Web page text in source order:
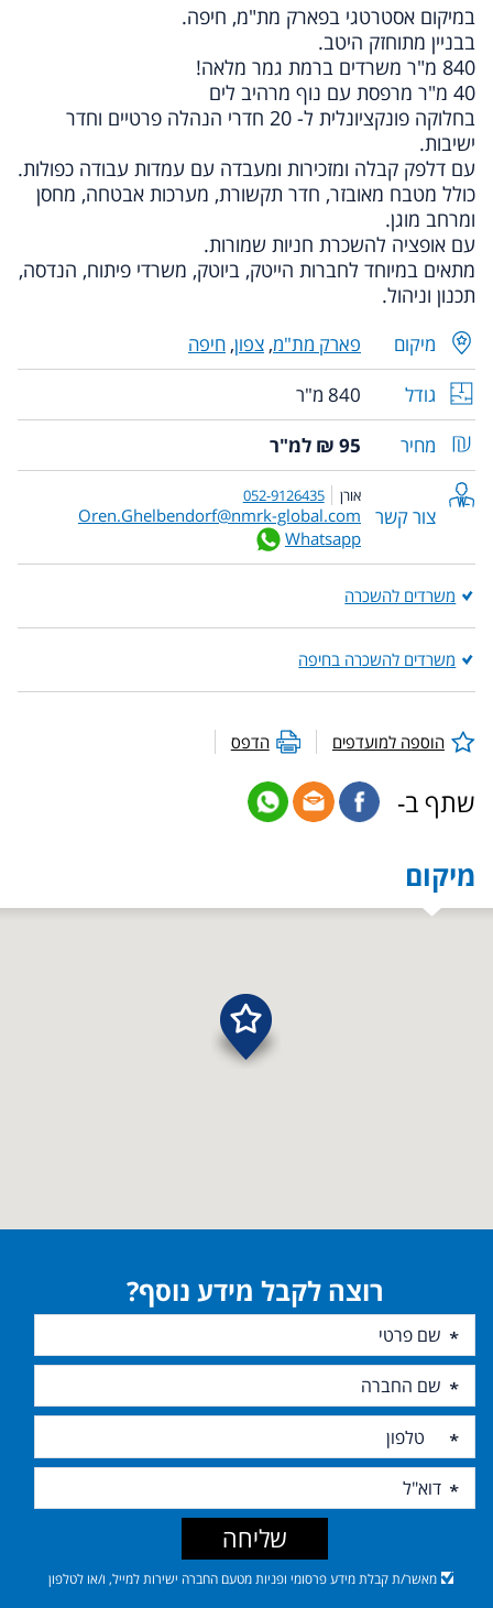
במיקום אסטרטגי בפארק מת"מ, חיפה.
בבניין מתוחזק היטב.
840 מ"ר משרדים ברמת גמר מלאה!
40 מ"ר מרפסת עם נוף מרהיב לים
בחלוקה פונקציונלית ל- 20 חדרי הנהלה פרטיים וחדר
ישיבות.
עם דלפק קבלה ומזכירות ומעבדה עם עמדות עבודה כפולות.
כולל מטבח מאובזר, חדר תקשורת, מערכות אבטחה, מחסן
ומרחב מוגן.
עם אופציה להשכרת חניות שמורות.
מתאים במיוחד לחברות הייטק, ביוטק, משרדי פיתוח, הנדסה,
תכנון וניהול.
מיקום פארק מת"מ, צפון, חיפה
גודל
840 מ"ר
מחיר
95 ₪ למ"ר
צור קשר
אורן 052-9126435
Oren.Ghelbendorf@nmrk-global.com
Whatsapp
משרדים להשכרה
משרדים להשכרה בחיפה
הוספה למועדפים הדפס
שתף ב-
מיקום
רוצה לקבל מידע נוסף?
מאשר/ת קבלת מידע פרסומי ופניות מטעם החברה ישירות למייל, ו/או לטלפון
שליחה